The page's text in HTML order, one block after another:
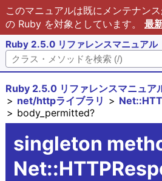
このマニュアルは既にメンテナン
の Ruby を対象としています。 最
Ruby 2.5.0 リファレンスマニュアル
Ruby 2.5.0 リファレンスマニュア
net/httpライブラリ
body_permitted?
singleton